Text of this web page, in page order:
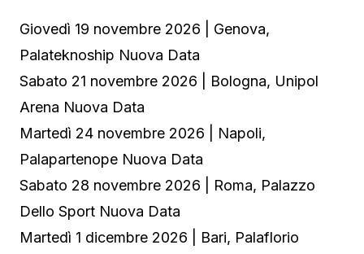
Giovedì 19 novembre 2026 | Genova,
Palateknoship Nuova Data
Sabato 21 novembre 2026 | Bologna, Unipol
Arena Nuova Data
Martedì 24 novembre 2026 | Napoli,
Palapartenope Nuova Data
Sabato 28 novembre 2026 | Roma, Palazzo
Dello Sport Nuova Data
Martedì 1 dicembre 2026 | Bari, Palaflorio